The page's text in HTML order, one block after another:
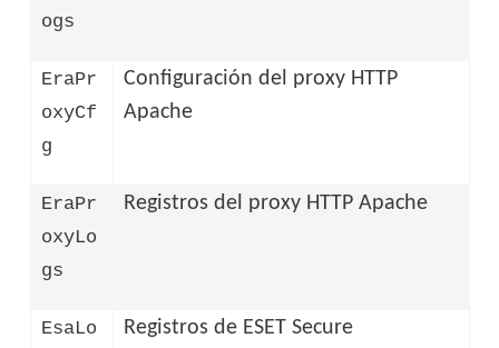
ogs
EraPr
oxyCf
g
Configuración del proxy HTTP
Apache
EraPr
oxyLo
gs
Registros del proxy HTTP Apache
EsaLo
Registros de ESET Secure